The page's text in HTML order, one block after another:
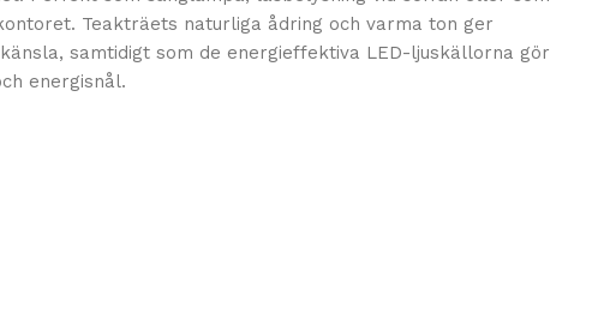
Teakträets naturliga ådring och varma ton ger
samtidigt som de energieffektiva LED-ljuskällorna gör
energisnål.